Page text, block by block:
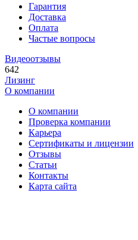
Гарантия
Доставка
Оплата
Частые вопросы
Видеоотзывы
642
Лизинг
О компании
О компании
Проверка компании
Карьера
Сертификаты и лицензии
Отзывы
Статьи
Контакты
Карта сайта